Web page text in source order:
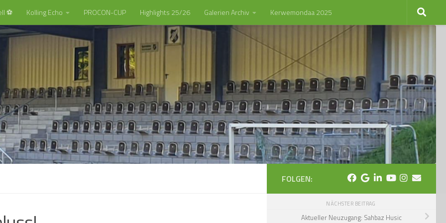
⚽️ Kolling Echo PROCON-CUP Highlights 25/26 Galerien Archiv Kerwemondaa 2025
FOLGEN:
NÄCHSTER BEITRAG
Aktueller Neuzugang: Sahbaz Husic